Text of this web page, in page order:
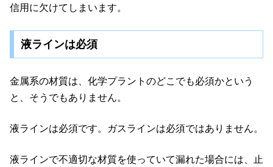
信用に欠けてしまいます。
液ラインは必須
金属系の材質は、化学プラントのどこでも必須かという
と、そうでもありません。
液ラインは必須です。ガスラインは必須ではありません。
液ラインで不適切な材質を使っていて漏れた場合には、止